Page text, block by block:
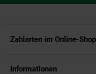
Zahlarten im Online-Shop
Informationen